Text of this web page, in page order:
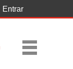
Entrar